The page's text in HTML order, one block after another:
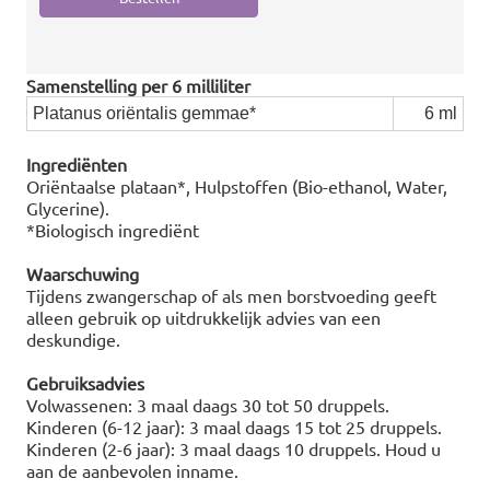
Samenstelling per 6 milliliter
Platanus oriëntalis gemmae* 6 ml
Ingrediënten
Oriëntaalse plataan*, Hulpstoffen (Bio-ethanol, Water,
Glycerine).
*Biologisch ingrediënt
Waarschuwing
Tijdens zwangerschap of als men borstvoeding geeft
alleen gebruik op uitdrukkelijk advies van een
deskundige.
Gebruiksadvies
Volwassenen: 3 maal daags 30 tot 50 druppels.
Kinderen (6-12 jaar): 3 maal daags 15 tot 25 druppels.
Kinderen (2-6 jaar): 3 maal daags 10 druppels. Houd u
aan de aanbevolen inname.